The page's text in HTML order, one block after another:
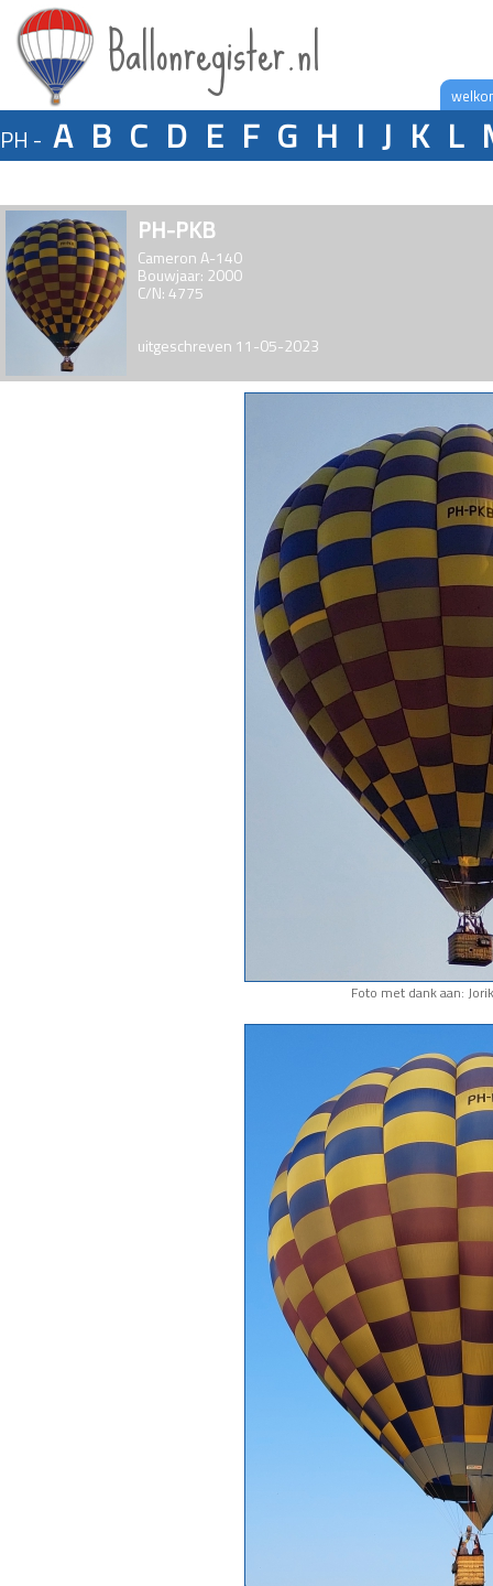
Ballonregister.nl
PH - A B C D E F G H I J K L
PH-PKB
Cameron A-140
Bouwjaar: 2000
C/N: 4775
uitgeschreven 11-05-2023
Foto met dank aan: